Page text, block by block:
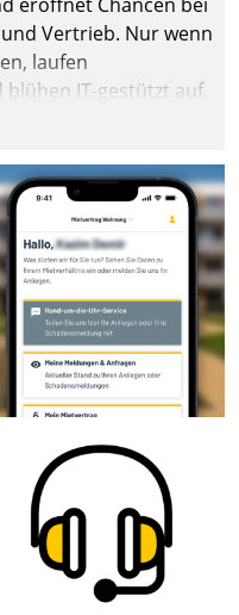
Vertrieb. Nur wenn
laufen
IT-gestützt auf.